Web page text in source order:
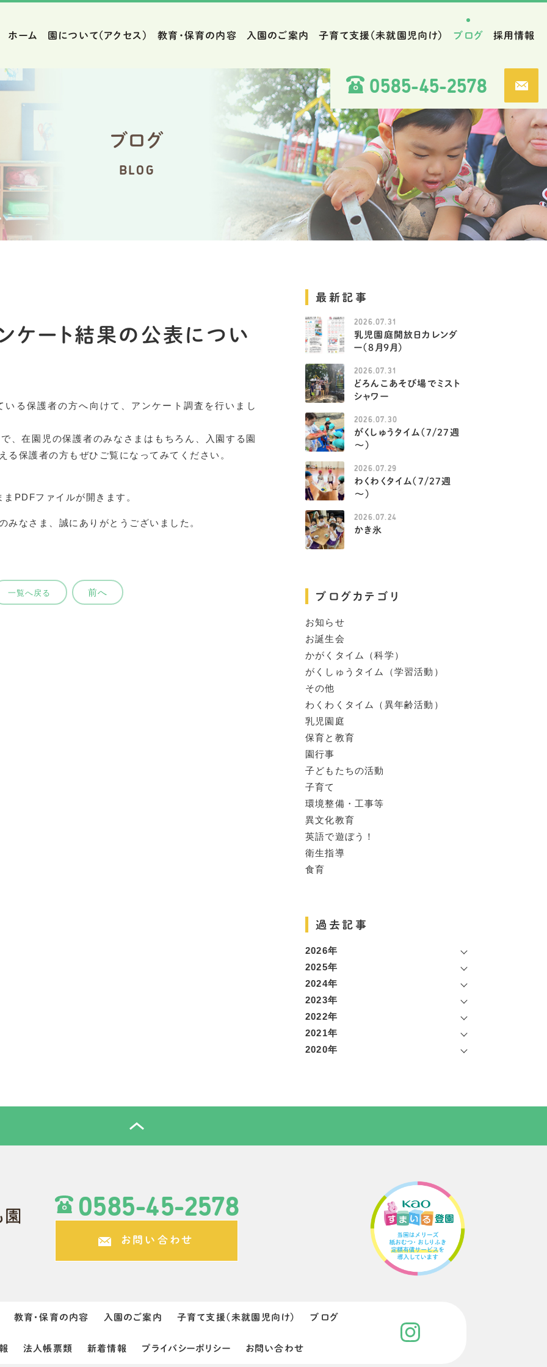
ホーム 園について（アクセス） 教育・保育の内容 入園のご案内 子育て支援（未就園児向け） ブログ 採用情報
0585-45-2578
ブログ
BLOG
ケート結果の公表につい
る保護者の方へ向けて、アンケート調査を行いまし
、在園児の保護者のみなさまはもちろん、入園する園
保護者の方もぜひご覧になってみてください。
PDFファイルが開きます。
なさま、誠にありがとうございました。
一覧へ戻る 前へ
最新記事
2026.07.31
乳児園庭開放日カレンダ
ー（８月９月）
2026.07.31
どろんこあそび場でミスト
シャワー
2026.07.30
がくしゅうタイム（7/27週
～）
2026.07.29
わくわくタイム（7/27週
～）
2026.07.24
かき氷
ブログカテゴリ
お知らせ
お誕生会
かがくタイム（科学）
がくしゅうタイム（学習活動）
その他
わくわくタイム（異年齢活動）
乳児園庭
保育と教育
園行事
子どもたちの活動
子育て
環境整備・工事等
異文化教育
英語で遊ぼう！
衛生指導
食育
過去記事
2026年
2025年
2024年
2023年
2022年
2021年
2020年
0585-45-2578
お問い合わせ
教育・保育の内容 入園のご案内 子育て支援（未就園児向け） ブログ
法人帳票類 新着情報 プライバシーポリシー お問い合わせ